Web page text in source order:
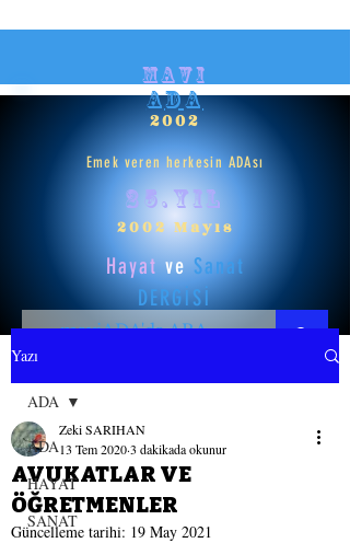
mavi
ADA
2002
Emek veren herkesin ADAsı
25.yıl
2002 Mayıs
HayatveSanat
DERGİSİ
SANAT
GİRİŞ YAP
Yazı
ADA
HAYAT
SANAT
ADA
AVUKATLAR VE
ÖĞRETMENLER
Zeki SARIHAN
13 Tem 20203 dakikada okunur
Güncelleme tarihi: 19 May 2021